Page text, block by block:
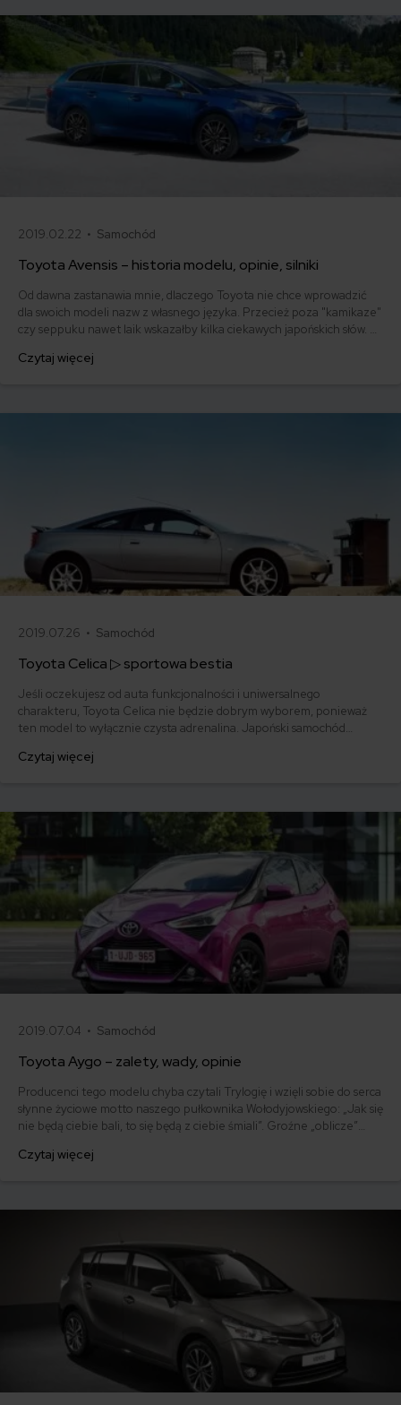
2019.02.22 • Samochód
Toyota Avensis – historia modelu, opinie, silniki
Od dawna zastanawia mnie, dlaczego Toyota nie chce wprowadzić
dla swoich modeli nazw z własnego języka. Przecież poza "kamikaze"
czy seppuku nawet laik wskazałby kilka ciekawych japońskich słów. A
innych języków. Dla przykładu Avensis pochodzi z francuskiego , że
Czytaj więcej
2019.07.26 • Samochód
Toyota Celica ▷ sportowa bestia
Jeśli oczekujesz od auta funkcjonalności i uniwersalnego
charakteru, Toyota Celica nie będzie dobrym wyborem, ponieważ
ten model to wyłącznie czysta adrenalina. Japoński samochód
wygrywał wszystko. Został wycofany z produkcji w 2005 roku, ale
Czytaj więcej
2019.07.04 • Samochód
Toyota Aygo – zalety, wady, opinie
Producenci tego modelu chyba czytali Trylogię i wzięli sobie do serca
słynne życiowe motto naszego pułkownika Wołodyjowskiego: „Jak się
nie będą ciebie bali, to się będą z ciebie śmiali”. Groźne „oblicze”
aż usłyszymy spod maski charakterystyczny charczący oddech i
Czytaj więcej